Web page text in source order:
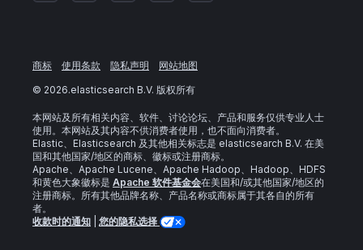
商标 使用条款 隐私声明
网站地图
© 2026.elasticsearch B.V. 版权所有
本网站及所有相关内容、软件、讨论论坛、产品和服务仅供专业人士
使用。本网站及其内容不供消费者使用，也不面向消费者。
Elastic、Elasticsearch 及其他相关标志是 elasticsearch B.V. 在美
国和其他国家/地区的商标、徽标或注册商标。
Apache、Apache Lucene、Apache Hadoop、Hadoop、HDFS
和黄色大象徽标是 Apache 软件基金会在美国和/或其他国家/地区的
注册商标。所有其他品牌名称、产品名称或商标属于其各自的所有
者。
收款时的通知
您的隐私选择